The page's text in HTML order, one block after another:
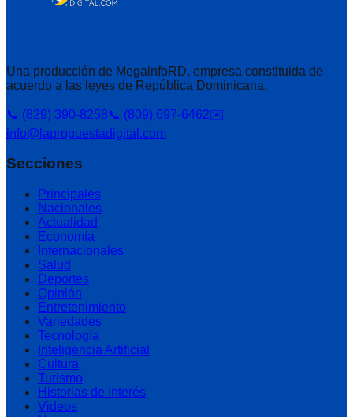
Una producción de MegainfoRD, empresa constituida de
acuerdo a las leyes de República Dominicana.
📞 (829) 390-8258📞 (809) 697-6462✉️
info@lapropuestadigital.com
Secciones
Principales
Nacionales
Actualidad
Economía
Internacionales
Salud
Deportes
Opinión
Entretenimiento
Variedades
Tecnología
Inteligencia Artificial
Cultura
Turismo
Historias de Interés
Videos